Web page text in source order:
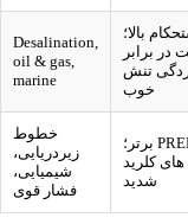
بالا؛
در برابر
تنش
خوب
Desalination,
oil & gas,
marine
PREN برتر؛
کلرید
شدید
خطوط
زیردریایی،
شیمیایی،
فشار قوی